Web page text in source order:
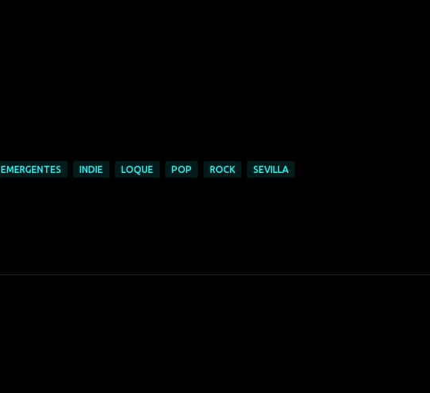
EMERGENTES INDIE LOQUE POP ROCK SEVILLA